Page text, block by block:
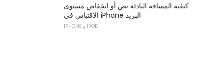
كيفية المسافة البادئة نص أو انخفاض مستوى
الاقتباس في iPhone البريد
IPHONE و IPOD